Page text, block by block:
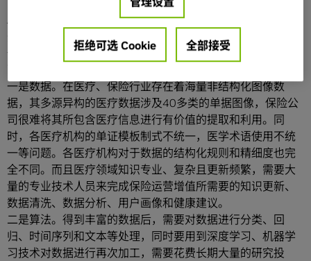
AI 技术使用门槛高，传统药企、保险、医疗等团队缺乏辅助
开发工具、不熟悉相关算法，同时在底层框架及硬件驱动上
也有重重困难。同样，在医疗保险行业搭建 AI 平台主要有以
一是数据。在医疗、保险行业存在着海量非结构化图像数
据，其多源异构的医疗数据涉及40多类的单据图像，保险公
司很难将其所包含医疗信息进行有价值的提取和利用。同
时，各医疗机构的单证模板制式不统一，医学术语使用不统
一等问题。各医疗机构对于数据的结构化规则和精细度也完
全不同。而且医疗领域知识专业、复杂且更新频繁，需要大
量的专业技术人员来完成保险运营增值所需要的知识更新、
数据清洗、数据分析、用户画像和健康建议。
二是算法。得到丰富的数据后，需要对数据进行分类、回
归、时间序列和文本等处理，同时要用到深度学习、机器学
习技术对数据进行再次加工，需要花费长期大量的研究投
拒绝可选 Cookie 全部接受